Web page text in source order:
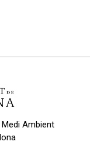
Ambient